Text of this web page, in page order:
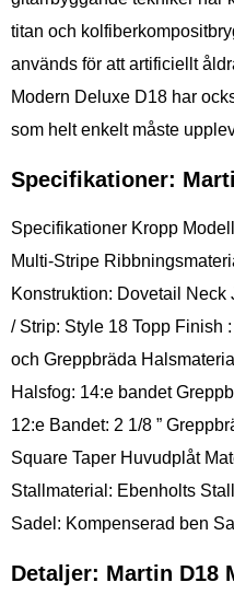
titan och
används för att artificiellt
Modern Deluxe D18 har
som helt enkelt måste
Specifikationer:
Specifikationer Kropp
Multi-Stripe
Konstruktion: Dovetail
/ Strip: Style 18 Topp Finish
och Greppbräda
Halsfog: 14:e bandet
12:e Bandet: 2 1/8 ”
Square Taper Huvudplåt
Stallmaterial: Ebenholts
Sadel: Kompenserad ben
Detaljer: Martin D18